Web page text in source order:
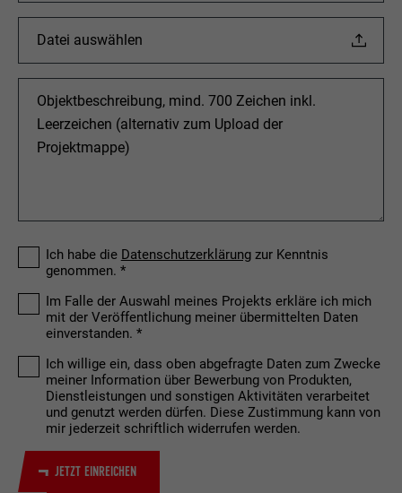
Datei auswählen
Ich habe die Datenschutzerklärungzur Kenntnis
genommen.
Im Falle der Auswahl meines Projekts erkläre ich mich
mit der Veröffentlichung meiner übermittelten Daten
einverstanden.
Ich willige ein, dass oben abgefragte Daten zum Zwecke
meiner Information über Bewerbung von Produkten,
Dienstleistungen und sonstigen Aktivitäten verarbeitet
und genutzt werden dürfen. Diese Zustimmung kann von
mir jederzeit schriftlich widerrufen werden.
JETZT EINREICHEN